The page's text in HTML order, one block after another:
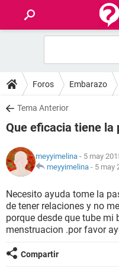
FOROS
SALUD
FAMILIA
NUTRICIÓN
BIENESTAR
SEXUALIDAD
GLOSARIO
Foros Embarazo
Tema Anterior
Que eficacia tiene la
meyyimelina - 5 may
meyyimelina - 5 may
Necesito ayuda tome la
de tener relaciones y no
porque desde que tube mi
menstruacion .por favor
Compartir